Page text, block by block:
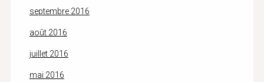
septembre 2016
août 2016
juillet 2016
mai 2016